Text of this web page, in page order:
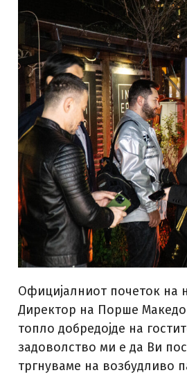
Официјалниот почеток на
Директор на Порше
топло добредојде на
задоволство ми е да Ви
тргнуваме на возбудливо